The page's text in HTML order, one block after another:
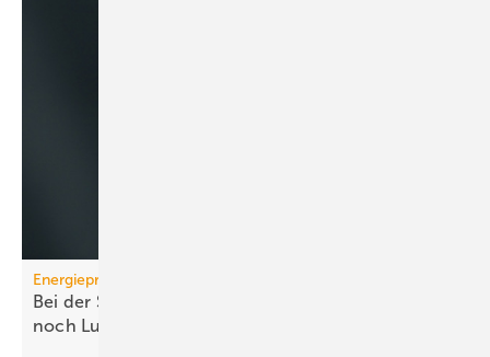
Energiepreise
Bei der Strompreissenkung für Wärmepumpen ist
noch Luft